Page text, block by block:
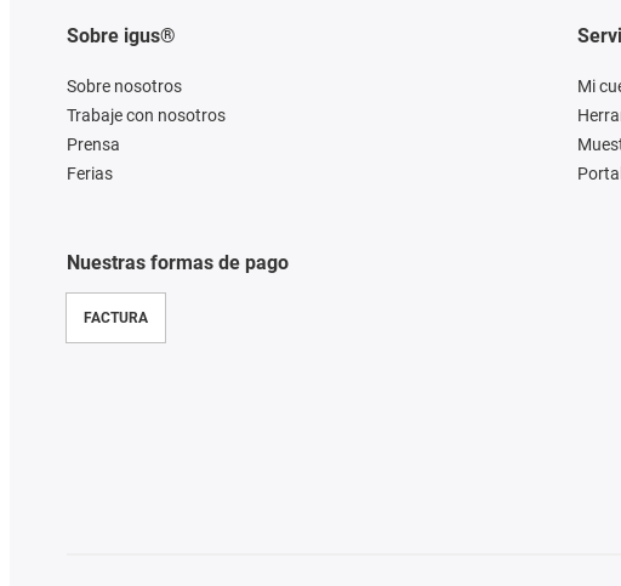
Sobre igus®
Sobre nosotros
Trabaje con nosotros
Prensa
Ferias
Nuestras formas de pago
FACTURA
Mi